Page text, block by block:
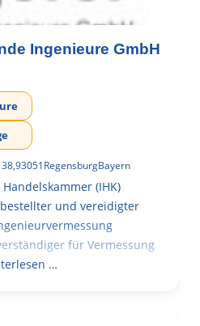
Ingenieure GmbH
,93051RegensburgBayern
(IHK)
und vereidigter
für Vermessung
…